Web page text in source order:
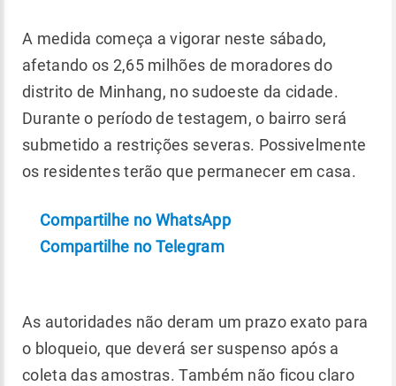
A medida começa a vigorar neste sábado,
afetando os 2,65 milhões de moradores do
distrito de Minhang, no sudoeste da cidade.
Durante o período de testagem, o bairro será
submetido a restrições severas. Possivelmente
os residentes terão que permanecer em casa.
Compartilhe no WhatsApp
Compartilhe no Telegram
As autoridades não deram um prazo exato para
o bloqueio, que deverá ser suspenso após a
coleta das amostras. Também não ficou claro